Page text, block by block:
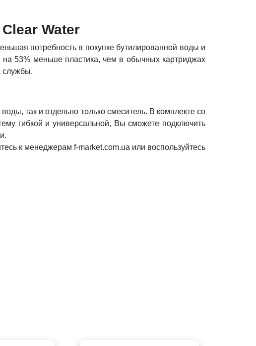
Water
потребность в покупке бутилированной воды и
53% меньше пластика, чем в обычных картриджах
службы.
так и отдельно только смеситель. В комплекте со
гибкой и универсальной, Вы сможете подключить
к менеджерам f-market.com.ua или воспользуйтесь